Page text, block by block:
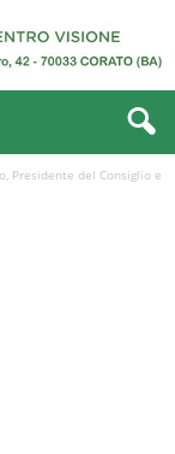
Presidente del Consiglio e